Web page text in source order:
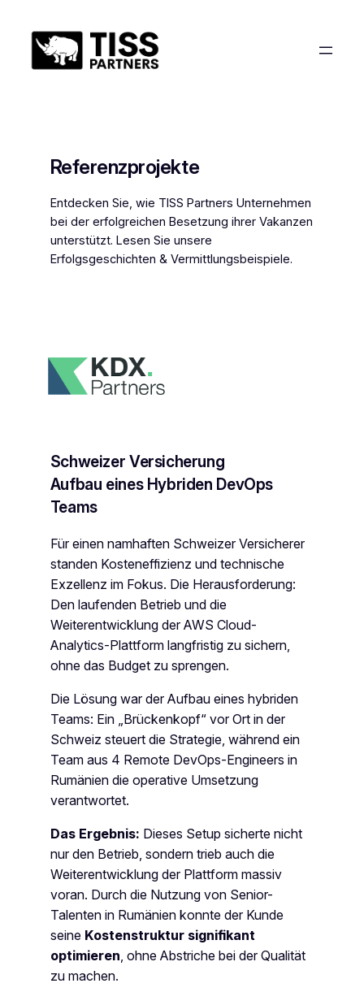
Inhalt
springen
Referenzprojekte
Entdecken Sie, wie TISS Partners Unternehmen
bei der erfolgreichen Besetzung ihrer Vakanzen
unterstützt. Lesen Sie unsere
Erfolgsgeschichten & Vermittlungsbeispiele.
Schweizer Versicherung
Aufbau eines Hybriden DevOps
Teams
Für einen namhaften Schweizer Versicherer
standen Kosteneffizienz und technische
Exzellenz im Fokus. Die Herausforderung:
Den laufenden Betrieb und die
Weiterentwicklung der AWS Cloud-
Analytics-Plattform langfristig zu sichern,
ohne das Budget zu sprengen.
Die Lösung war der Aufbau eines hybriden
Teams: Ein „Brückenkopf“ vor Ort in der
Schweiz steuert die Strategie, während ein
Team aus 4 Remote DevOps-Engineers in
Rumänien die operative Umsetzung
verantwortet.
Das Ergebnis: Dieses Setup sicherte nicht
nur den Betrieb, sondern trieb auch die
Weiterentwicklung der Plattform massiv
voran. Durch die Nutzung von Senior-
Talenten in Rumänien konnte der Kunde
seine Kostenstruktur signifikant
optimieren , ohne Abstriche bei der Qualität
zu machen.